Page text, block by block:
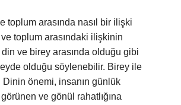
toplum arasında nasıl bir ilişki
toplum arasındaki ilişkinin
ve birey arasında olduğu gibi
olduğu söylenebilir. Birey ile
önemi, insanın günlük
ve gönül rahatlığına